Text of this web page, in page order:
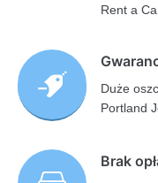
Rent a
Duże
Portland
Brak